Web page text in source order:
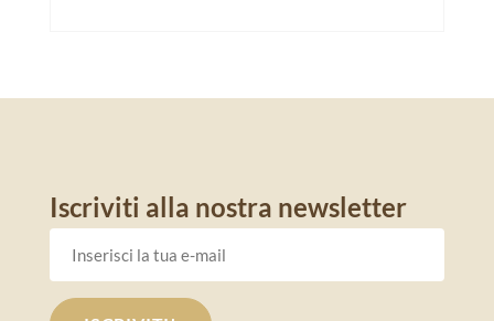
Iscriviti alla nostra newsletter